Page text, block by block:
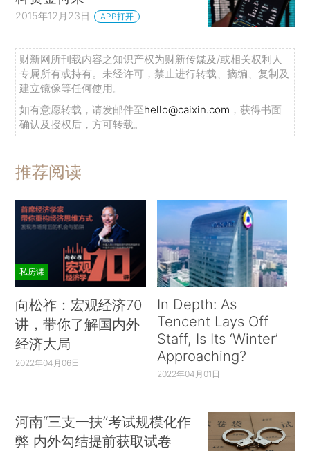
2015年12月23日 APP打开
财新网所刊载内容之知识产权为财新传媒及/或相关权利人
专属所有或持有。未经许可，禁止进行转载、摘编、复制及
建立镜像等任何使用。
如有意愿转载，请发邮件至hello@caixin.com ，获得书面
确认及授权后，方可转载。
推荐阅读
私房课
向松祚：宏观经济70
讲，带你了解国内外
经济大局
2022年04月06日
In Depth: As
Tencent Lays Off
Staff, Is Its ‘Winter’
Approaching?
2022年04月01日
河南“三支一扶”考试规模化作
弊 内外勾结提前获取试卷